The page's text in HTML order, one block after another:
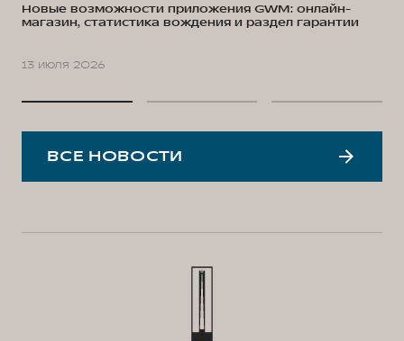
Новые возможности приложения GWM: онлайн-
магазин, статистика вождения и раздел гарантии
13 июля 2026
ВСЕ НОВОСТИ